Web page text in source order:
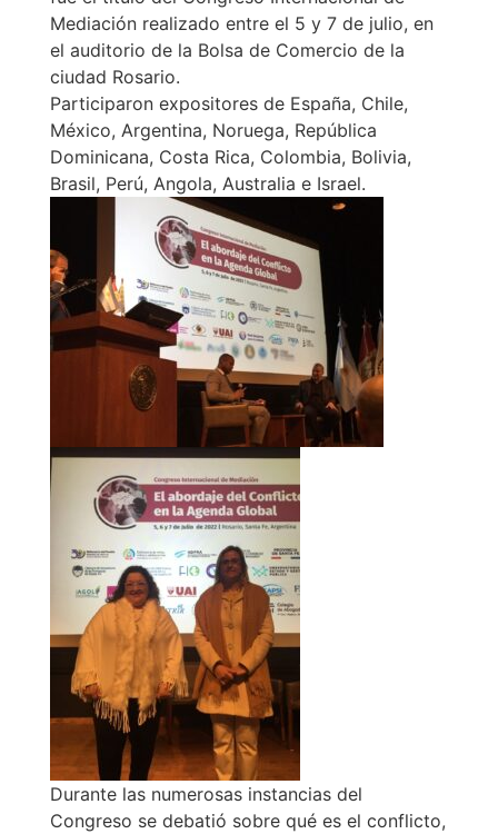
Mediación realizado entre el 5 y 7 de julio, en
el auditorio de la Bolsa de Comercio de la
ciudad Rosario.
Participaron expositores de España, Chile,
México, Argentina, Noruega, República
Dominicana, Costa Rica, Colombia, Bolivia,
Brasil, Perú, Angola, Australia e Israel.
Durante las numerosas instancias del
Congreso se debatió sobre qué es el conflicto,